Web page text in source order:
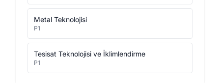
Metal Teknolojisi
P1
Tesisat Teknolojisi ve İklimlendirme
P1